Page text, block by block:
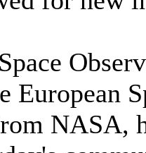
European
NASA,